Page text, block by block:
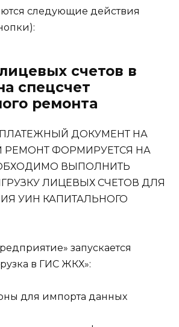
следующие действия
счетов в
спецсчет
ремонта
ПЛАТЕЖНЫЙ ДОКУМЕНТ НА
РЕМОНТ ФОРМИРУЕТСЯ НА
ВЫПОЛНИТЬ
ЛИЦЕВЫХ СЧЕТОВ ДЛЯ
УИН КАПИТАЛЬНОГО
запускается
в ГИС ЖКХ»: